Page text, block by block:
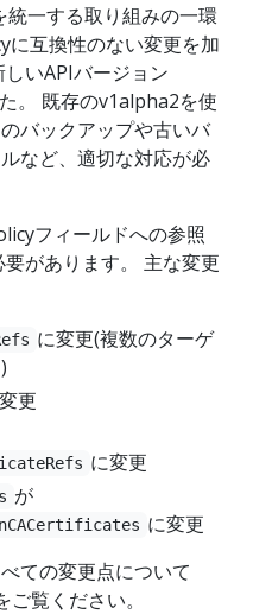
一する取り組みの一環
に互換性のない変更を加
いAPIバージョン
。 既存のv1alpha2を使
バックアップや古いバ
など、適切な対応が必
フィールドへの参照
があります。 主な変更
に変更(複数のターゲ
更
に変更
が
に変更
ての変更点について
ご覧ください。